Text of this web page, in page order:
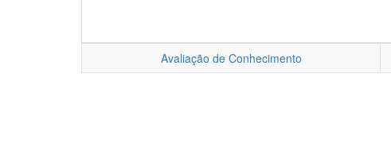
Avaliação de Conhecimento